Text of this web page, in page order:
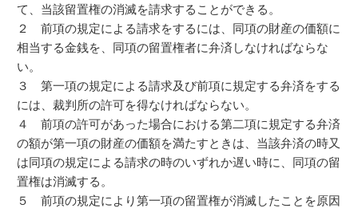
て、当該留置権の消滅を請求することができる。
２ 前項の規定による請求をするには、同項の財産の価額に
相当する金銭を、同項の留置権者に弁済しなければならな
い。
３ 第一項の規定による請求及び前項に規定する弁済をする
には、裁判所の許可を得なければならない。
４ 前項の許可があった場合における第二項に規定する弁済
の額が第一項の財産の価額を満たすときは、当該弁済の時又
は同項の規定による請求の時のいずれか遅い時に、同項の留
置権は消滅する。
５ 前項の規定により第一項の留置権が消滅したことを原因